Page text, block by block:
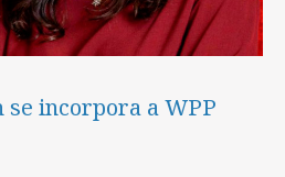
se incorpora a WPP